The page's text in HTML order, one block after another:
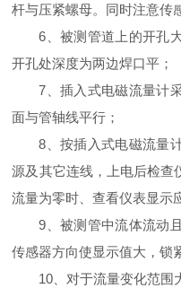
杆与压紧螺母。同时注意
6、被测管道上的开孔
开孔处深度为两边焊口平
7、插入式电磁流量计
面与管轴线平行；
8、按插入式电磁流量
源及其它连线，上电后检查
流量为零时、查看仪表显
9、被测管中流体流动
传感器方向使显示值大，
10、对于流量变化范围